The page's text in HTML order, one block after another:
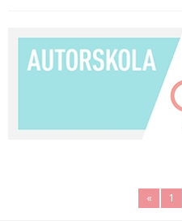
« 1